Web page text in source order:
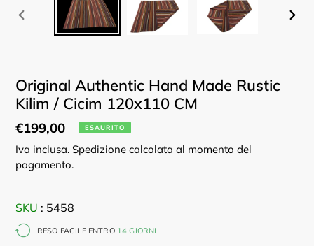
Original Authentic Hand Made Rustic
Kilim / Cicim 120x110 CM
Prezzo
di
listino
€199,00 ESAURITO
Iva inclusa. Spedizione calcolata al momento del
pagamento.
SKU : 5458
RESO FACILE ENTRO 14 GIORNI